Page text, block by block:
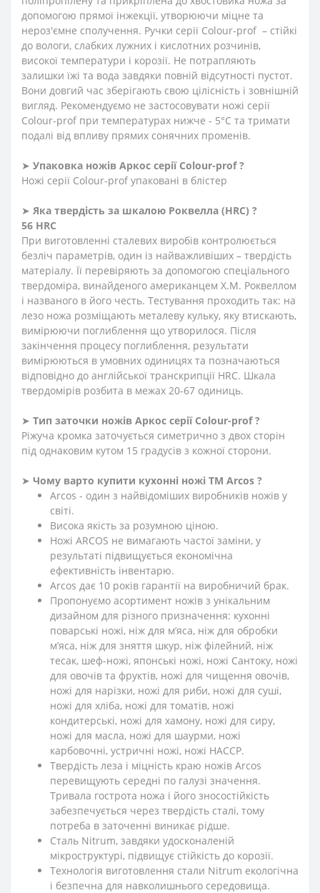
допомогою прямої інжекції, утворюючи міцне та
нероз'ємне сполучення. Ручки серії Сolour-prof – стійкі
до вологи, слабких лужних і кислотних розчинів,
високої температури і корозії. Не потрапляють
залишки їжі та вода завдяки повній відсутності пустот.
Вони довгий час зберігають свою цілісність і зовнішній
вигляд. Рекомендуємо не застосовувати ножі серії
Сolour-prof при температурах нижче - 5°С та тримати
подалі від впливу прямих сонячних променів.
➤ Упаковка ножів Аркос серії Сolour-prof ?
Ножі серії Сolour-prof упаковані в блістер
➤ Яка твердість за шкалою Роквелла (HRC) ?
56 HRC
При виготовленні сталевих виробів контролюється
безліч параметрів, один із найважливіших – твердість
матеріалу. Її перевіряють за допомогою спеціального
твердоміра, винайденого американцем Х.М. Роквеллом
і названого в його честь. Тестування проходить так: на
лезо ножа розміщають металеву кульку, яку втискають,
вимірюючи поглиблення що утворилося. Після
закінчення процесу поглиблення, результати
вимірюються в умовних одиницях та позначаються
відповідно до англійської транскрипції HRC. Шкала
твердомірів розбита в межах 20-67 одиниць.
➤ Тип заточки ножів Аркос серії Сolour-prof ?
Ріжуча кромка заточується симетрично з двох сторін
під однаковим кутом 15 градусів з кожної сторони.
➤ Чому варто купити кухонні ножі ТМ Arcos ?
Arcos - один з найвідоміших виробників ножів у
світі.
Висока якість за розумною ціною.
Ножі ARCOS не вимагають частої заміни, у
результаті підвищується економічна
ефективність інвентарю.
Arcos дає 10 років гарантії на виробничий брак.
Пропонуємо асортимент ножів з унікальним
дизайном для різного призначення: кухонні
поварські ножі, ніж для м’яса, ніж для обробки
м’яса, ніж для зняття шкур, ніж філейний, ніж
тесак, шеф-ножі, японські ножі, ножі Сантоку, ножі
для овочів та фруктів, ножі для чищення овочів,
ножі для нарізки, ножі для риби, ножі для суші,
ножі для хліба, ножі для томатів, ножі
кондитерські, ножі для хамону, ножі для сиру,
ножі для масла, ножі для шаурми, ножі
карбовочні, устричні ножі, ножі HACCP.
Твердість леза і міцність краю ножів Arcos
перевищують середні по галузі значення.
Тривала гострота ножа і його зносостійкість
забезпечується через твердість сталі, тому
потреба в заточенні виникає рідше.
Сталь Nitrum, завдяки удосконаленій
мікроструктурі, підвищує стійкість до корозії.
Технологія виготовлення стали Nitrum екологічна
і безпечна для навколишнього середовища.